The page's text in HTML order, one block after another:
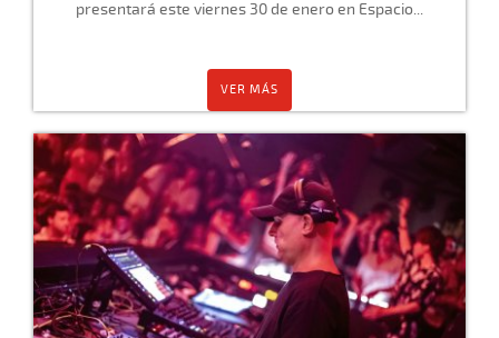
presentará este viernes 30 de enero en Espacio...
VER MÁS